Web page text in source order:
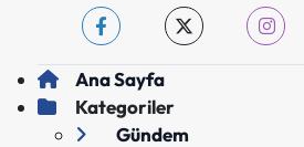
Ana Sayfa
Kategoriler
Gündem